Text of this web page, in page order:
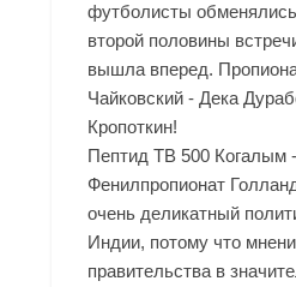
футболисты
второй половины
вышла вперед.
Чайковский - Дека
Кропоткин!
Пептид TB 500 Когалым
Фенилпропионат
очень деликатный
Индии, потому что
правительства в